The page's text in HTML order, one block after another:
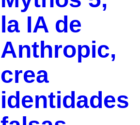
la IA de
Anthropic,
crea
identidades